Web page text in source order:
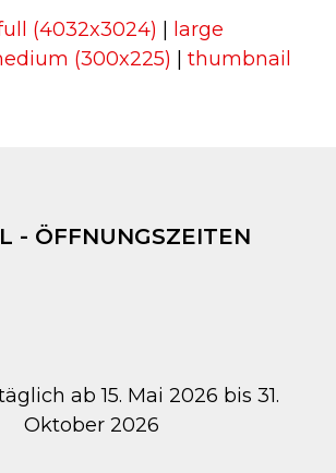
(4032x3024)
large
(300x225) |thumbnail
- ÖFFNUNGSZEITEN
ab 15. Mai 2026 bis 31.
Oktober 2026